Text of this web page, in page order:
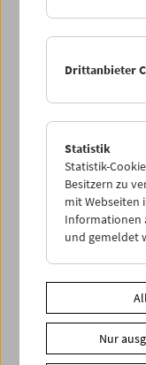
< zurück zur
Share on
News Archiv
Newsletter
Drittanbieter
Statistik
Statistik-
Besitzern zu
mit Webseiten
Informationen
und gemeldet
Nur